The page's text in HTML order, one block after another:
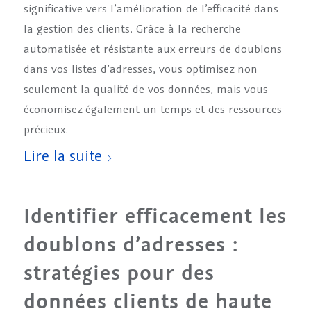
significative vers l’amélioration de l’efficacité dans
la gestion des clients. Grâce à la recherche
automatisée et résistante aux erreurs de doublons
dans vos listes d’adresses, vous optimisez non
seulement la qualité de vos données, mais vous
économisez également un temps et des ressources
précieux.
Lire la suite
Identifier efficacement les
doublons d’adresses :
stratégies pour des
données clients de haute